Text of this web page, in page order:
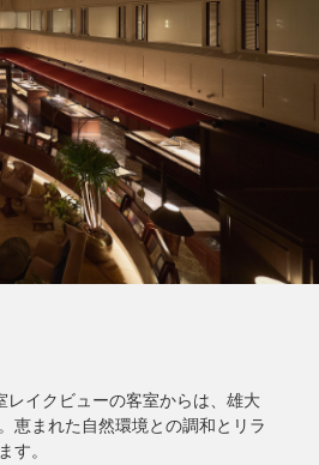
レイクビューの客室からは、雄大
恵まれた自然環境との調和とリラ
す。